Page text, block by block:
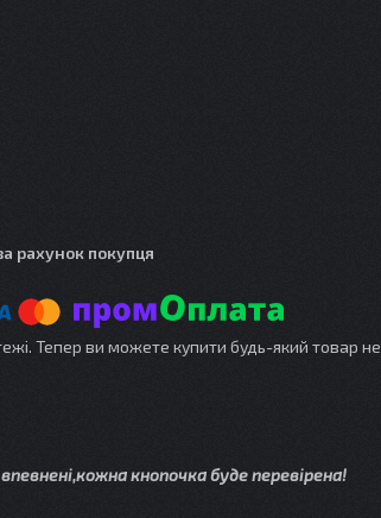
рахунок покупця
Тепер ви можете купити будь-який товар не
кнопочка буде перевірена!